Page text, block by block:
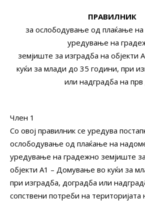
ПРАВИЛНИК
за ослободување од плаќање на
уредување на
земјиште за изградба на
куќи за млади до 35 години, при
или надградба на
Член 1
Со овој правилник се уредува
ослободување од плаќање на
уредување на градежно земјиште
објекти А1 – Домување во куќи за
при изградба, доградба или
сопствени потреби на